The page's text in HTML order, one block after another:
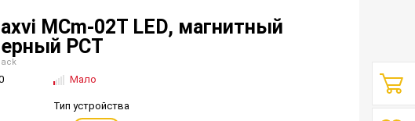
MCm-02T LED, магнитный
РСТ
Мало
Тип устройства